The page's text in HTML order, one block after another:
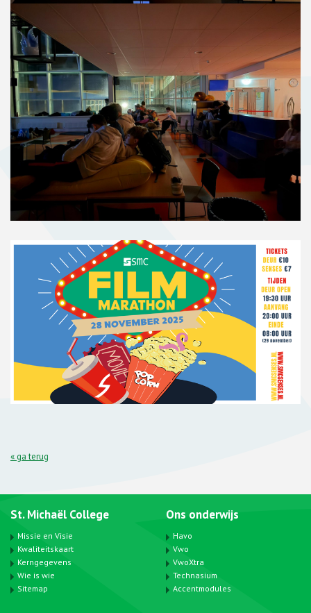
« ga terug
St. Michaël College
Missie en Visie
Kwaliteitskaart
Kerngegevens
Wie is wie
Sitemap
Ons onderwijs
Havo
Vwo
VwoXtra
Technasium
Accentmodules